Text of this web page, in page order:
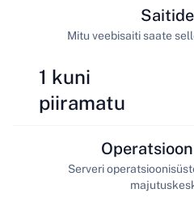
1 kuni
piiramatu
Mitu veebisaiti saate
Serveri